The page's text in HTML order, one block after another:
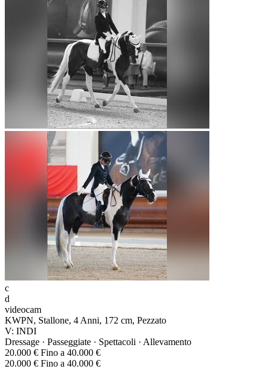
c
d
videocam
KWPN, Stallone, 4 Anni, 172 cm, Pezzato
V: INDI
Dressage · Passeggiate · Spettacoli · Allevamento
20.000 € Fino a 40.000 €
20.000 € Fino a 40.000 €